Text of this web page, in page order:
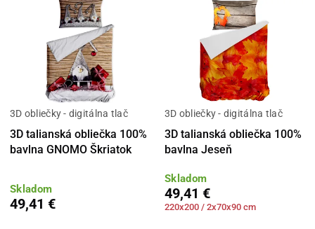
3D obliečky - digitálna tlač
3D talianská obliečka 100%
bavlna GNOMO Škriatok
Skladom
49,41 €
3D obliečky - digitálna tlač
3D talianská obliečka 100%
bavlna Jeseň
Skladom
49,41 €
220x200 / 2x70x90 cm